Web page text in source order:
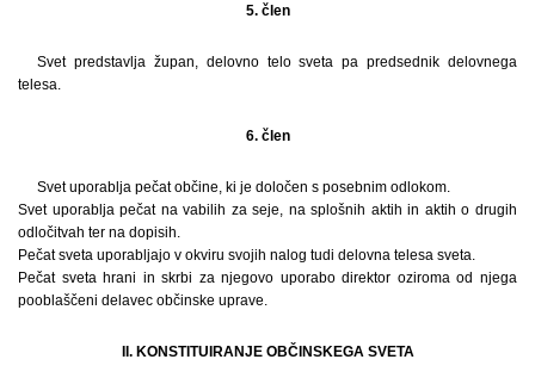
5. člen
Svet predstavlja župan, delovno telo sveta pa predsednik delovnega
telesa.
6. člen
Svet uporablja pečat občine, ki je določen s posebnim odlokom.
Svet uporablja pečat na vabilih za seje, na splošnih aktih in aktih o drugih
odločitvah ter na dopisih.
Pečat sveta uporabljajo v okviru svojih nalog tudi delovna telesa sveta.
Pečat sveta hrani in skrbi za njegovo uporabo direktor oziroma od njega
pooblaščeni delavec občinske uprave.
II. KONSTITUIRANJE OBČINSKEGA SVETA